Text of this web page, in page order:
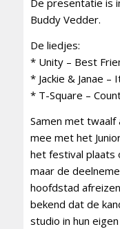
De presentatie is
Buddy Vedder.
De liedjes:
* Unity – Best
* Jackie & Janae –
* T-Square –
Samen met
mee met het
het festival plaats
maar de
hoofdstad
bekend dat de
studio in hun